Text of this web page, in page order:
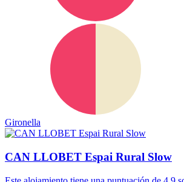
Gironella
CAN LLOBET Espai Rural Slow